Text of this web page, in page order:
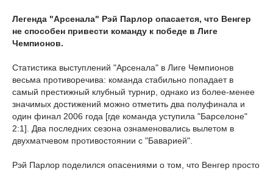
Легенда "Арсенала" Рэй Парлор опасается, что Венгер
не способен привести команду к победе в Лиге
Чемпионов.
Статистика выступлений "Арсенала" в Лиге Чемпионов
весьма противоречива: команда стабильно попадает в
самый престижный клубный турнир, однако из более-менее
значимых достижений можно отметить два полуфинала и
один финал 2006 года [где команда уступила "Барселоне"
2:1]. Два последних сезона ознаменовались вылетом в
двухматчевом противостоянии с "Баварией".
Рэй Парлор поделился опасениями о том, что Венгер просто